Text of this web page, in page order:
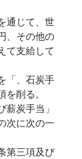
通じて、世
、その他の
て支給して
「、石炭手
削る。
炭手当」
次に次の一
第三項及び